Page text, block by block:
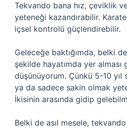
Tekvando bana hız, çeviklik
yeteneği kazandırabilir.
içsel kontrolü güçlendirebilir.
Geleceğe baktığımda, belki
şekilde hayatımda yer alması
düşünüyorum. Çünkü 5-10 yıl
ya da sadece sakin olmak
İkisinin arasında gidip
Belki de asıl mesele,